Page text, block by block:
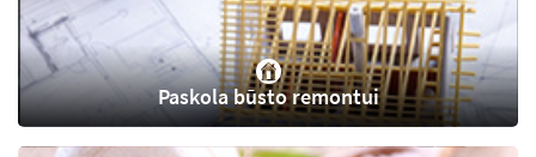
Paskola būsto remontui